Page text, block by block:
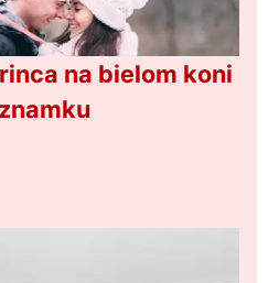
na bielom koni